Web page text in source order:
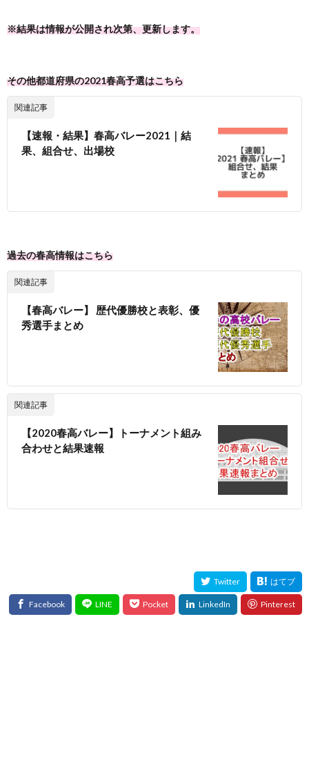
※結果は情報が公開され次第、更新します。
その他都道府県の2021春高予選はこちら
関連記事
【速報・結果】春高バレー2021｜結
果、組合せ、出場校
過去の春高情報はこちら
関連記事
【春高バレー】 歴代優勝校と表彰、優
秀選手まとめ
関連記事
【2020春高バレー】トーナメント組み
合わせと結果速報